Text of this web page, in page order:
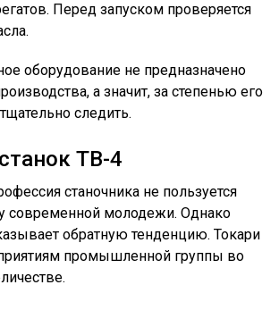
Перед запуском проверяется
оборудование не предназначено
а значит, за степенью его
следить.
ТВ-4
станочника не пользуется
современной молодежи. Однако
обратную тенденцию. Токари
промышленной группы во